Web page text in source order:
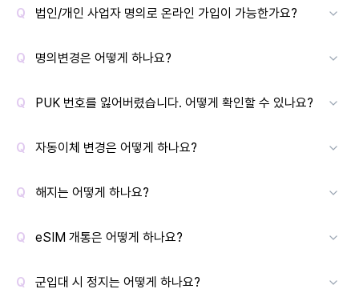
법인/개인 사업자 명의로 온라인 가입이 가능한가요?
명의변경은 어떻게 하나요?
PUK 번호를 잃어버렸습니다. 어떻게 확인할 수 있나요?
자동이체 변경은 어떻게 하나요?
해지는 어떻게 하나요?
eSIM 개통은 어떻게 하나요?
군입대 시 정지는 어떻게 하나요?